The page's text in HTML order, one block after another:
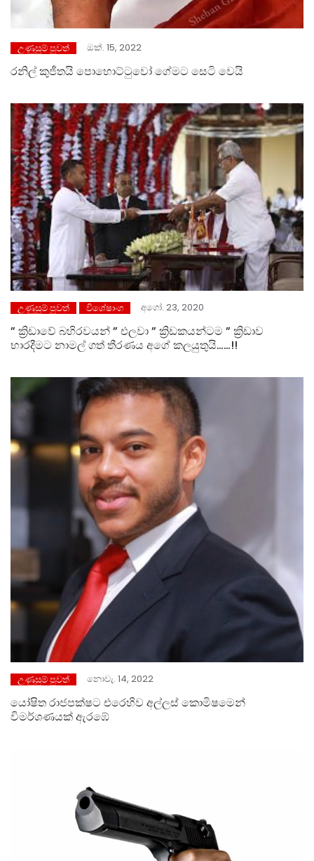
උණුසුම් පුවත් ඔක්. 15, 2022
රනිල් කුජීතයි පොහොට්ටුවෝ ගේමට සෙටි වෙයි
උණුසුම් පුවත් විශේෂාංග අගෝ. 23, 2020
” ක්‍රිඩාවේ බහිරවයන් ” එලවා ” ක්‍රිඩකයන්ටම ” ක්‍රිඩාව
භාරදීමට නාමල් ගත් තීරණය අගේ කලයුතුයි……!!
උණුසුම් පුවත් නොවැ. 14, 2022
යෝෂිත රාජපක්ෂට එරෙහිව අල්ලස් කොමිෂමෙන්
විමර්ශණයක් ඇරඹේ